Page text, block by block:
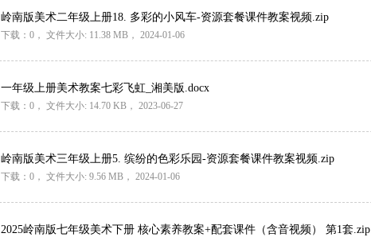
岭南版美术二年级上册18. 多彩的小风车-资源套餐课件教案视频.zip
下载：0， 文件大小: 11.38 MB ， 2024-01-06
一年级上册美术教案七彩飞虹_湘美版.docx
下载：0， 文件大小: 14.70 KB ， 2023-06-27
岭南版美术三年级上册5. 缤纷的色彩乐园-资源套餐课件教案视频.zip
下载：0， 文件大小: 9.56 MB ， 2024-01-06
2025岭南版七年级美术下册 核心素养教案+配套课件（含音视频） 第1套.zip